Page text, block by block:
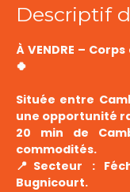
Descriptif
À VENDRE –
🍀
Située entre
une opportunité
20 min de
commodités.
📍Secteur :
Bugnicourt.